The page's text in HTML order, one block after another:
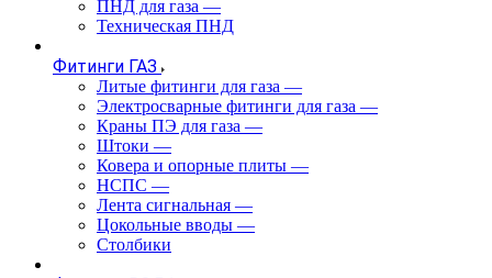
ПНД для газа —
Техническая ПНД
Фитинги ГАЗ
Литые фитинги для газа —
Электросварные фитинги для газа —
Краны ПЭ для газа —
Штоки —
Ковера и опорные плиты —
НСПС —
Лента сигнальная —
Цокольные вводы —
Столбики